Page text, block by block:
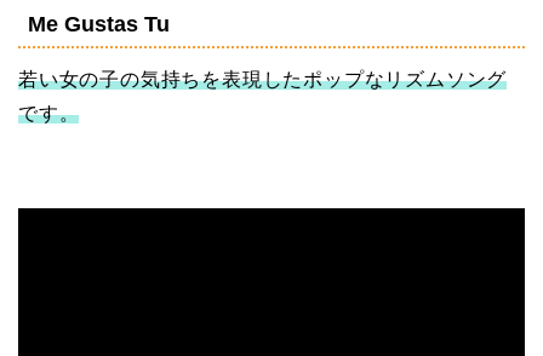
Me Gustas Tu
若い女の子の気持ちを表現したポップなリズムソング
です。